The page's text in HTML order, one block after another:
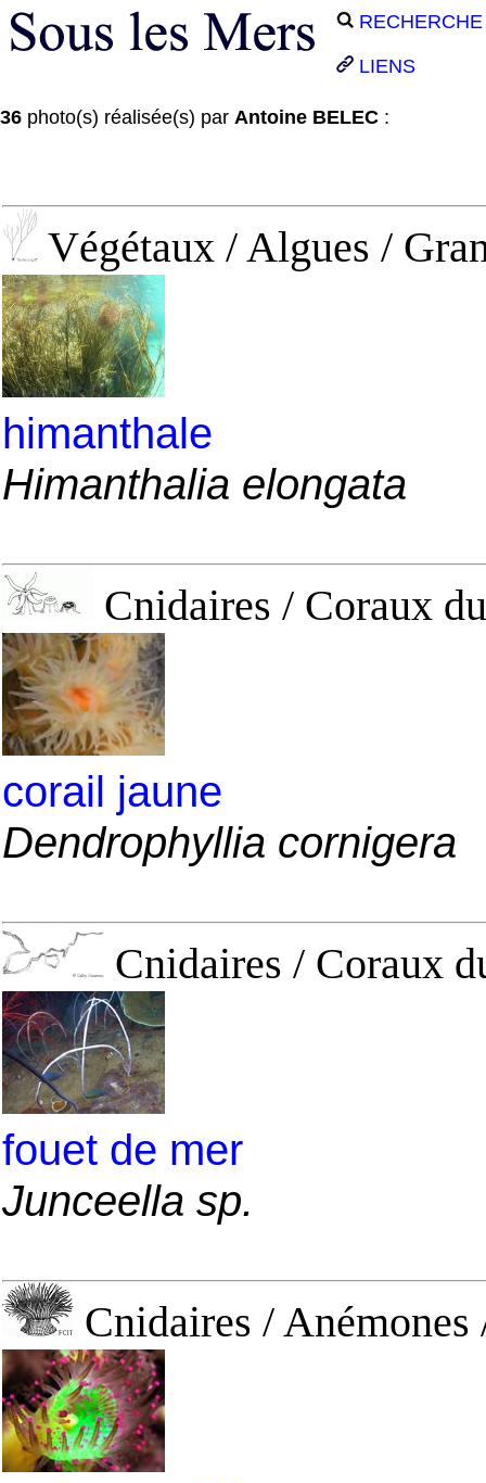
RECHERCHE
LIENS
36 photo(s) réalisée(s) par Antoine BELEC :
Végétaux / Algues /
himanthale
Himanthalia elongata
Cnidaires / Coraux
corail jaune
Dendrophyllia cornigera
Cnidaires / Coraux
fouet de mer
Junceella sp.
Cnidaires / Anémones